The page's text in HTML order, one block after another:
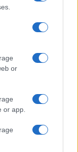
or
or app.